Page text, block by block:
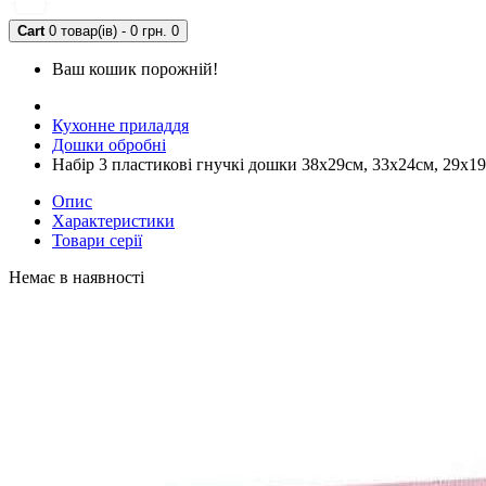
Cart 0 товар(ів) - 0 грн. 0
Ваш кошик порожній!
Кухонне приладдя
Дошки обробні
Набір 3 пластикові гнучкі дошки 38х29см, 33х24см,
Опис
Характеристики
Товари серії
Немає в наявності